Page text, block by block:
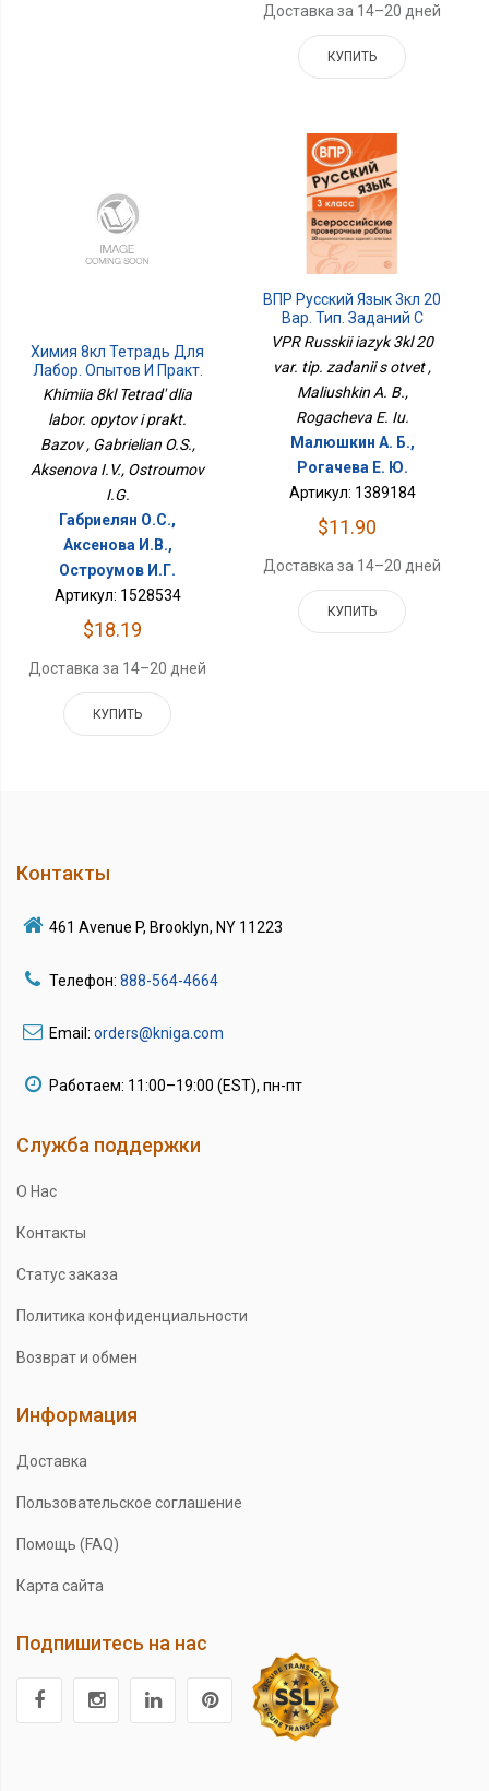
Доставка за 14–20 дней
КУПИТЬ
Химия 8кл Тетрадь Для
Лабор. Опытов И Практ.
Базов
Khimiia 8kl Tetrad' dlia
labor. opytov i prakt.
Bazov , Gabrielian O.S.,
Aksenova I.V., Ostroumov
I.G.
Габриелян О.С.,
Аксенова И.В.,
Остроумов И.Г.
Артикул: 1528534
$18.19
Доставка за 14–20 дней
КУПИТЬ
ВПР Русский Язык 3кл 20
Вар. Тип. Заданий С
Ответ
VPR Russkii iazyk 3kl 20
var. tip. zadanii s otvet ,
Maliushkin A. B.,
Rogacheva E. Iu.
Малюшкин А. Б.,
Рогачева Е. Ю.
Артикул: 1389184
$11.90
Доставка за 14–20 дней
КУПИТЬ
Контакты
461 Avenue P, Brooklyn, NY 11223
Телефон: 888-564-4664
Email: orders@kniga.com
Работаем: 11:00–19:00 (EST), пн-пт
Служба поддержки
О Нас
Контакты
Статус заказа
Политика конфиденциальности
Возврат и обмен
Информация
Доставка
Пользовательское соглашение
Помощь (FAQ)
Карта сайта
Подпишитесь на нас